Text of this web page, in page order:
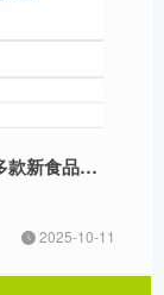
法规动态|乳骨桥蛋白、L - 麦角硫因等多款新食品原料被受理
2025-10-11